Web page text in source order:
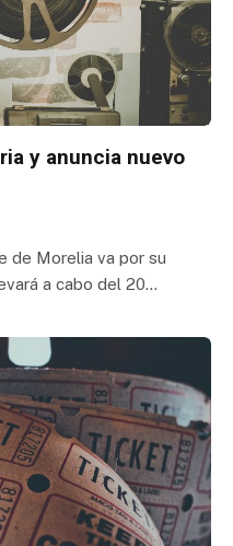
y anuncia nuevo
de Morelia va por su
a cabo del 20…